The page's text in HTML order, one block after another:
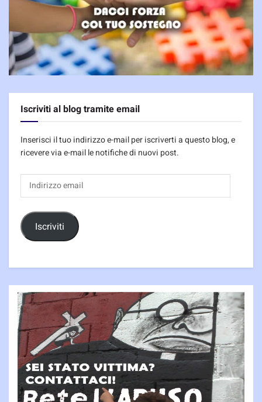
Iscriviti al blog tramite email
Inserisci il tuo indirizzo e-mail per iscriverti a questo blog, e
ricevere via e-mail le notifiche di nuovi post.
Indirizzo
email
Iscriviti